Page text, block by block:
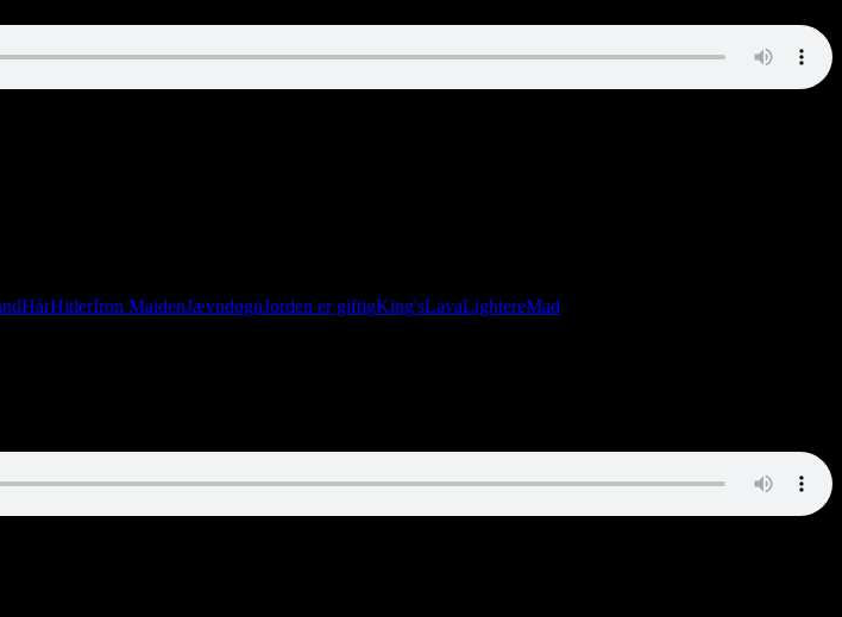
HårHitlerIron MaidenJævndøgnJorden er giftigKing'sLavaLightereMad